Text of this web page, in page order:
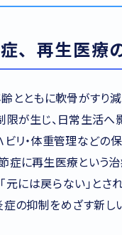
、再生医療
とともに軟骨がすり
限が生じ、日常生活へ
ビリ・体重管理など
症に再生医療という
元には戻らない」と
の抑制をめざす新